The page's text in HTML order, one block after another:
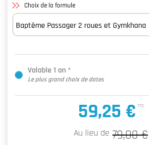
Choix de la formule
Valable 1 an *
Le plus grand choix de dates
59,25 € TTC
Au lieu de 79,00 €